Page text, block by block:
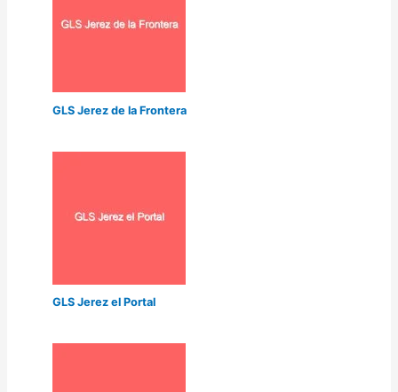
GLS Jerez de la Frontera
GLS Jerez el Portal